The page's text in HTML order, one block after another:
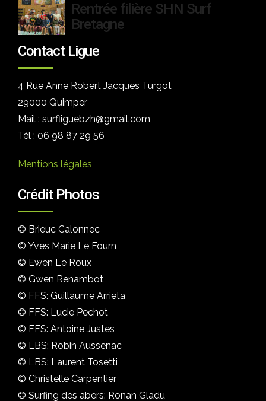
Rentrée filière SHN Surf
Bretagne
Contact Ligue
4 Rue Anne Robert Jacques Turgot
29000 Quimper
Mail : surfliguebzh@gmail.com
Tél : 06 98 87 29 56
Mentions légales
Crédit Photos
© Brieuc Calonnec
© Yves Marie Le Fourn
© Ewen Le Roux
© Gwen Renambot
© FFS: Guillaume Arrieta
© FFS: Lucie Pechot
© FFS: Antoine Justes
© LBS: Robin Aussenac
© LBS: Laurent Tosetti
© Christelle Carpentier
© Surfing des abers: Ronan Gladu